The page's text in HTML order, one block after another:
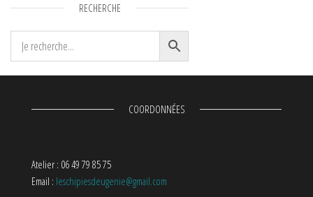
RECHERCHE
COORDONNÉES
Atelier : 06 49 79 85 75
Email : leschipiesdeugenie@gmail.com